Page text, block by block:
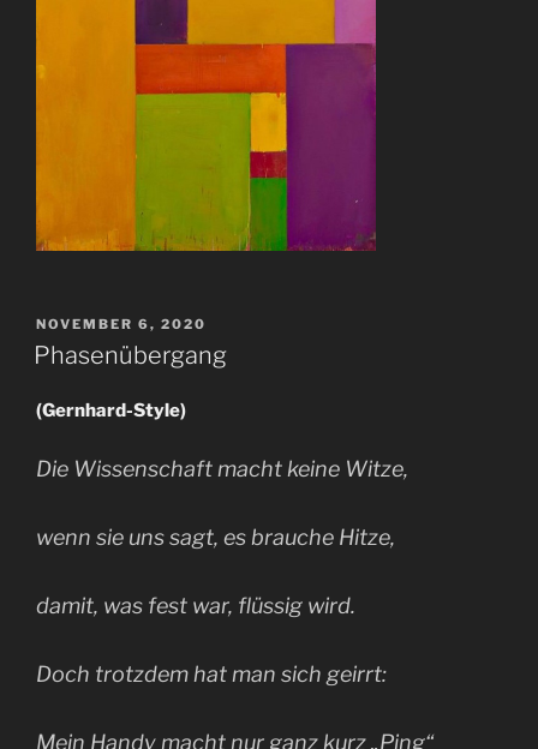
VERÖFFENTLICHT
AM
NOVEMBER 6, 2020
Phasenübergang
(Gernhard-Style)
Die Wissenschaft macht keine Witze,
wenn sie uns sagt, es brauche Hitze,
damit, was fest war, flüssig wird.
Doch trotzdem hat man sich geirrt:
Mein Handy macht nur ganz kurz „Ping“